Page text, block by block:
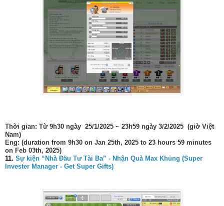
Thời gian: Từ 9h30 ngày 25/1/2025 ~ 23h59 ngày 3/2/2025 (giờ Việt
Nam)
Eng: (duration from 9h30 on Jan 25th, 2025 to 23 hours 59 minutes
on Feb 03th, 2025)
11. Sự kiện “Nhà Đầu Tư Tài Ba” - Nhận Quà Max Khủng (Super
Invester Manager - Get Super Gifts)